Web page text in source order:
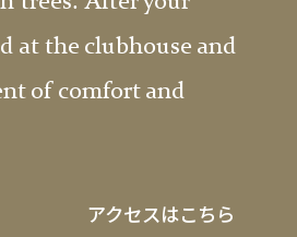
at the clubhouse and
of comfort and
アクセスはこちら